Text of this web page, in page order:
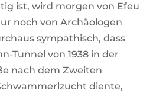
ist, wird morgen von Efeu
noch von Archäologen
sympathisch, dass
Tunnel von 1938 in der
nach dem Zweiten
diente,